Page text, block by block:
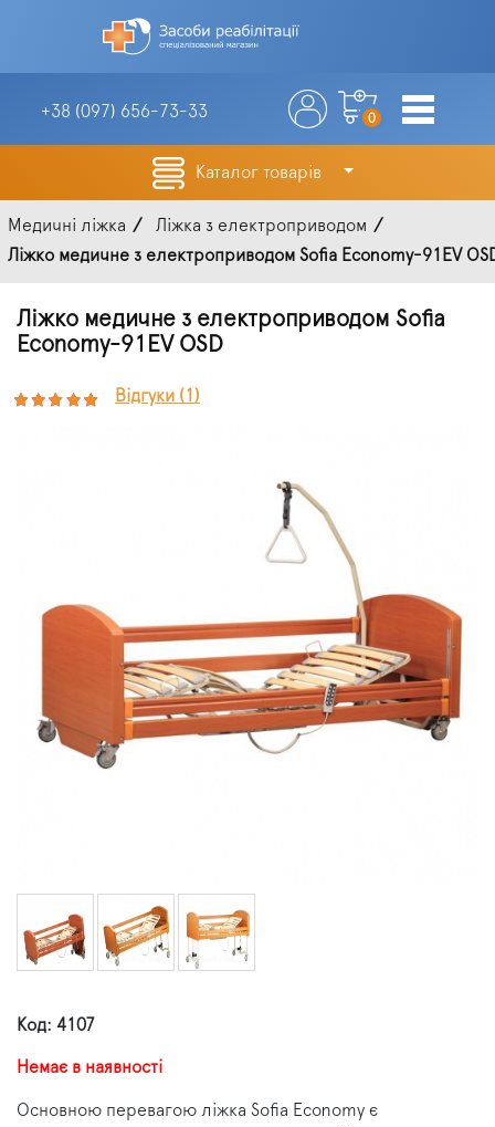
+38 (097) 656-73-33 0
Каталог товарів
Медичні ліжка
Ліжка з електроприводом
Ліжко медичне з електроприводом Sofia Economy-91EV
Ліжко медичне з електроприводом Sofia
Economy-91EV OSD
Відгуки (1)
Код: 4107
Немає в наявності
Основною перевагою ліжка Sofia Economy є